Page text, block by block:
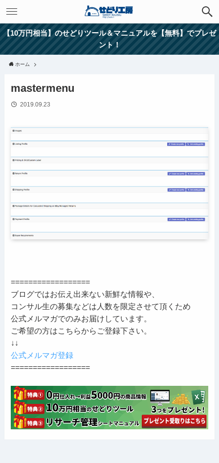
【10万円相当】のせどりツール＆マニュアルを【無料】でプレゼ
ント！
ホーム
mastermenu
2019.09.23
==================
ブログではお伝え出来ない新鮮な情報や、
コンサル生の募集などは人数を限定させて頂くため
公式メルマガでのみお届けしています。
ご希望の方はこちらからご登録下さい。
↓↓
公式メルマガ登録
==================